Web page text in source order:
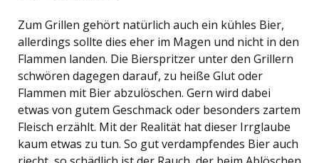
Zum Grillen gehört natürlich auch ein kühles Bier,
allerdings sollte dies eher im Magen und nicht in den
Flammen landen. Die Bierspritzer unter den Grillern
schwören dagegen darauf, zu heiße Glut oder
Flammen mit Bier abzulöschen. Gern wird dabei
etwas von gutem Geschmack oder besonders zartem
Fleisch erzählt. Mit der Realität hat dieser Irrglaube
kaum etwas zu tun. So gut verdampfendes Bier auch